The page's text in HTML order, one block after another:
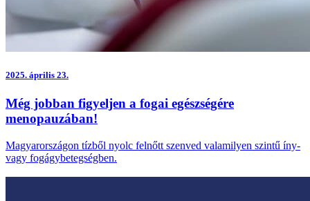
2025. április 23.
Még jobban figyeljen a fogai egészségére
menopauzában!
Magyarországon tízből nyolc felnőtt szenved valamilyen szintű íny-
vagy fogágybetegségben.